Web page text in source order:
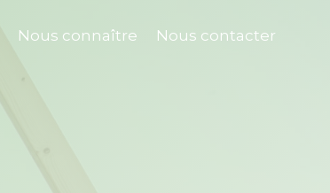
Nous connaître Nous contacter